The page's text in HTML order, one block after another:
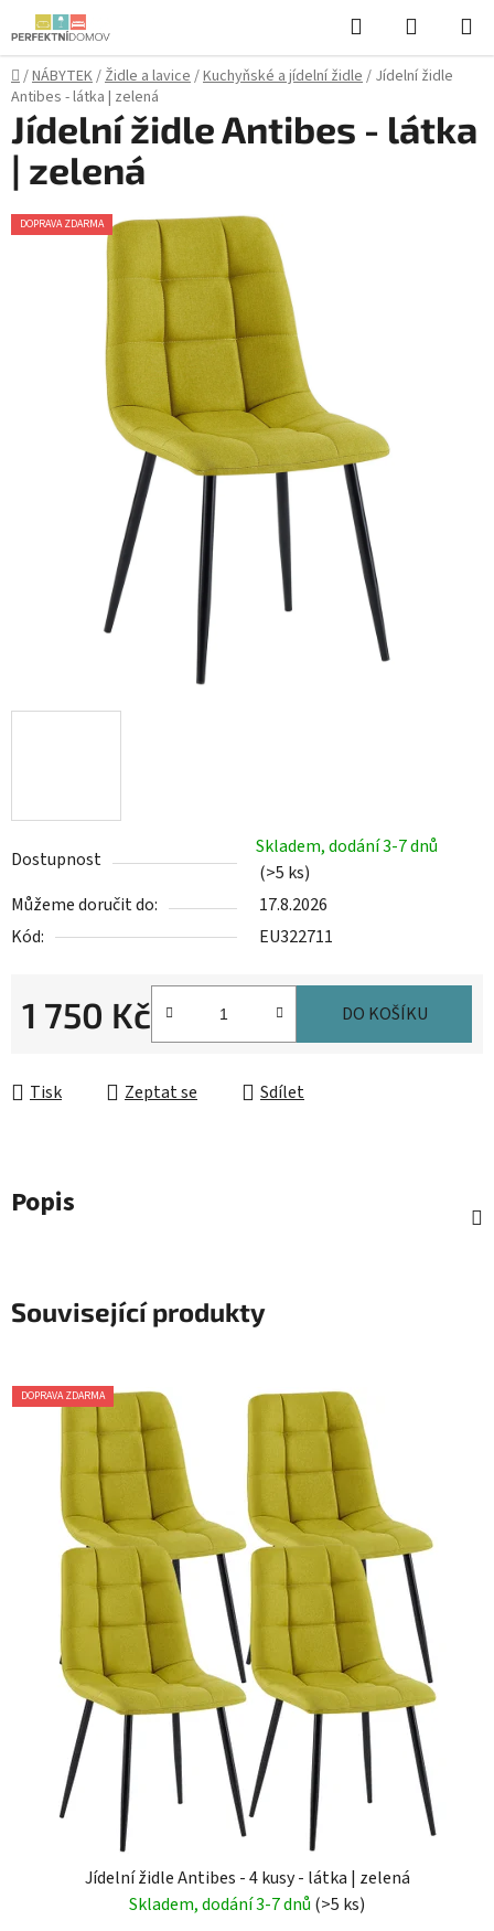
Přejít
na
obsah
Hledat
KOŠÍK
Domů
/NÁBYTEK/Židle a lavice/Kuchyňské a jídelní židle/ Jídelní židle
Antibes - látka | zelená
Dostupnost
Skladem, dodání 3-7 dnů
(>5 ks)
Můžeme doručit do:
17.8.2026
Kód:
EU322711
1 750 Kč DO KOŠÍKU
Tisk Zeptat se Sdílet
Jídelní židle Antibes - látka
| zelená
DOPRAVA ZDARMA
Popis
Související produkty
DOPRAVA ZDARMA
Jídelní židle Antibes - 4 kusy - látka | zelená
Skladem, dodání 3-7 dnů (>5 ks)